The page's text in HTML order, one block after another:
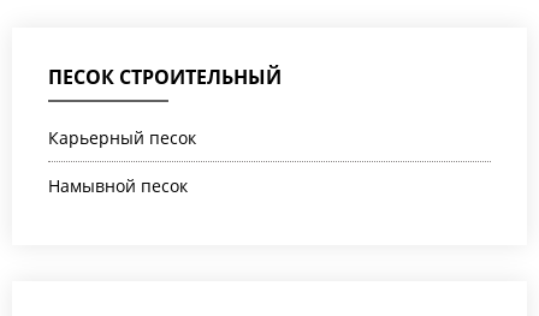
ПЕСОК СТРОИТЕЛЬНЫЙ
Карьерный песок
Намывной песок